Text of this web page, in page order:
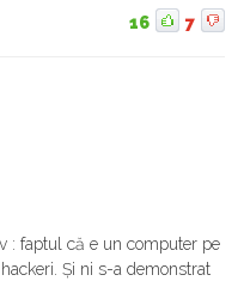
16 7
: faptul că e un computer pe
Și ni s-a demonstrat